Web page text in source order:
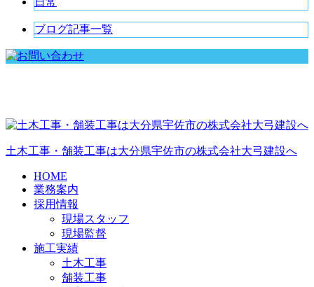
ブログ記事一覧
土木工事・舗装工事は大分県宇佐市の株式会社大弓建設へ
HOME
業務案内
採用情報
現場スタッフ
現場監督
施工実績
土木工事
舗装工事